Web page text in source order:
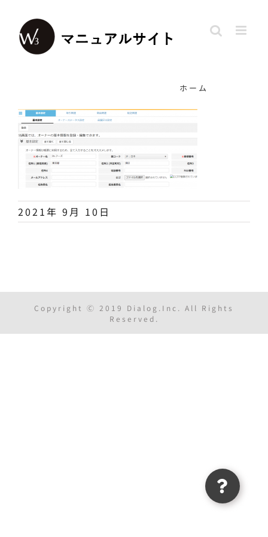
content
ホーム
2021年 9月 10日
Copyright Ⓒ 2019 Dialog.Inc. All Rights
Reserved.